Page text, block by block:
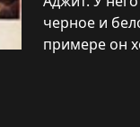
черное и
примере он